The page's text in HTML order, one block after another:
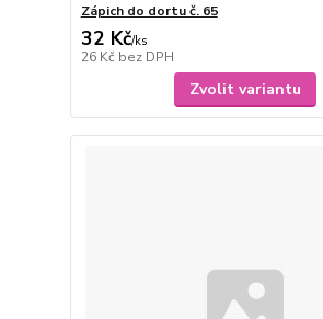
Zápich do dortu č. 65
32 Kč/ks
26 Kč bez DPH
Zvolit variantu